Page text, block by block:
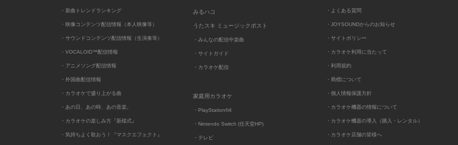
・新曲トレンドランキング
・映像コンテンツ配信情報（本人映像等）
・サウンドコンテンツ配信情報（生演奏等）
・VOCALOID™配信情報
・アニメソング配信情報
・外国曲配信情報
・カラオケで盛り上がる曲
・あの日、あの時、あの音楽。
・カラオケの楽しみ方『新様式』
・気持ちよく歌おう！『マスクエフェクト』
みるハコ
うたスキ ミュージックポスト
・みんなの配信中楽曲
・サイトガイド
・カラオケ配信
家庭用カラオケ
・PlayStation®4
・Nintendo Switch (任天堂HP)
・テレビ
・よくある質問
・JOYSOUNDからのお知らせ
・サイトポリシー
・カラオケ利用に当たって
・利用規約
・商標について
・個人情報保護方針
・カラオケ機器の情報について
・カラオケ機器の導入（購入・レンタル）
・カラオケ店舗の皆様へ